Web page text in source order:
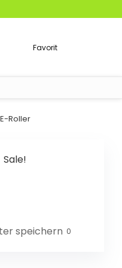
Favorit
Roller
Sale!
speichern 0